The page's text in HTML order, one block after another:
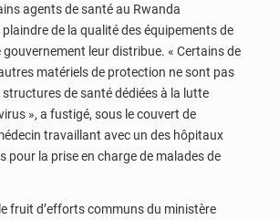
agents de santé au Rwanda
de la qualité des équipements de
leur distribue. « Certains de
matériels de protection ne sont pas
de santé dédiées à la lutte
», a fustigé, sous le couvert de
travaillant avec un des hôpitaux
pour la prise en charge de malades de
fruit d’efforts communs du ministère